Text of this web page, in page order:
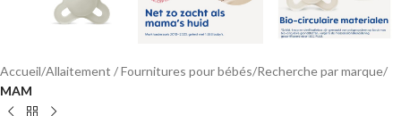
Accueil Allaitement / Fournitures pour bébés Recherche par marque
MAM